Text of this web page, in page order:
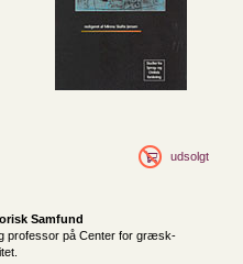
udsolgt
Samfund
professor på Center for græsk-